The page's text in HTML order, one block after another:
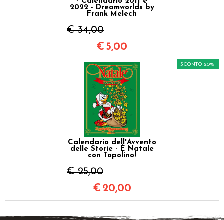
2022 - Dreamworlds by
Frank Melech
€ 34,00
€ 5,00
Calendario dell'Avvento
delle Storie - È Natale
con Topolino!
€ 25,00
SCONTO 20%
€ 20,00